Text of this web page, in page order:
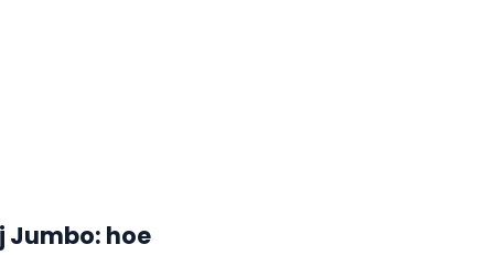
Jumbo: hoe